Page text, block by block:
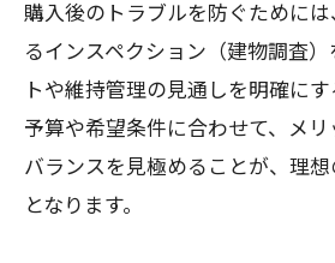
購入後のトラブルを防ぐために
るインスペクション（建物調査
トや維持管理の見通しを明確にす
予算や希望条件に合わせて、メ
バランスを見極めることが、理
となります。